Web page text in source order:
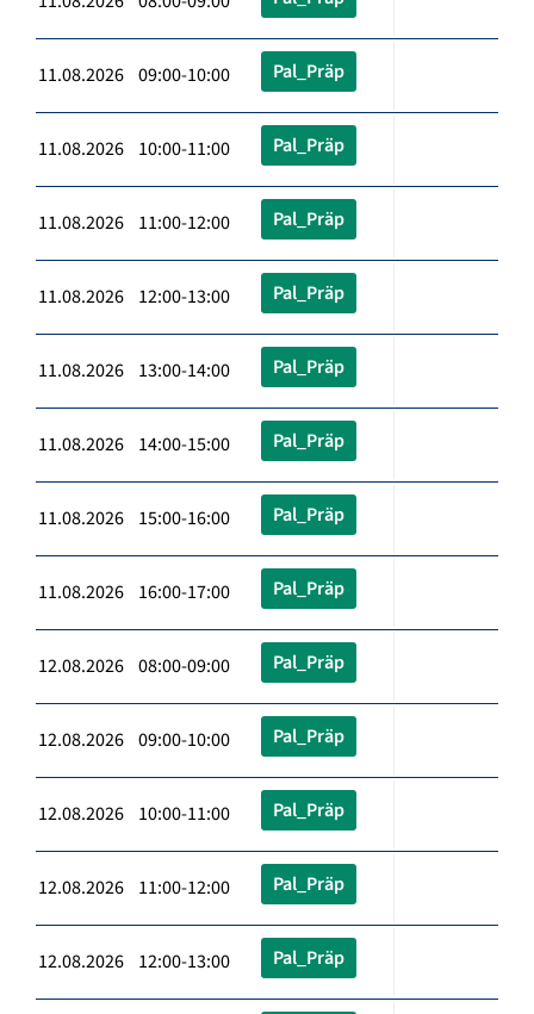
11.08.2026 09:00-10:00 Pal_Präp
11.08.2026 10:00-11:00 Pal_Präp
11.08.2026 11:00-12:00 Pal_Präp
11.08.2026 12:00-13:00 Pal_Präp
11.08.2026 13:00-14:00 Pal_Präp
11.08.2026 14:00-15:00 Pal_Präp
11.08.2026 15:00-16:00 Pal_Präp
11.08.2026 16:00-17:00 Pal_Präp
12.08.2026 08:00-09:00 Pal_Präp
12.08.2026 09:00-10:00 Pal_Präp
12.08.2026 10:00-11:00 Pal_Präp
12.08.2026 11:00-12:00 Pal_Präp
12.08.2026 12:00-13:00 Pal_Präp